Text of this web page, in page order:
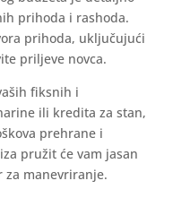
prihoda i rashoda.
prihoda, uključujući
priljeve novca.
fiksnih i
ili kredita za stan,
prehrane i
pružit će vam jasan
za manevriranje.